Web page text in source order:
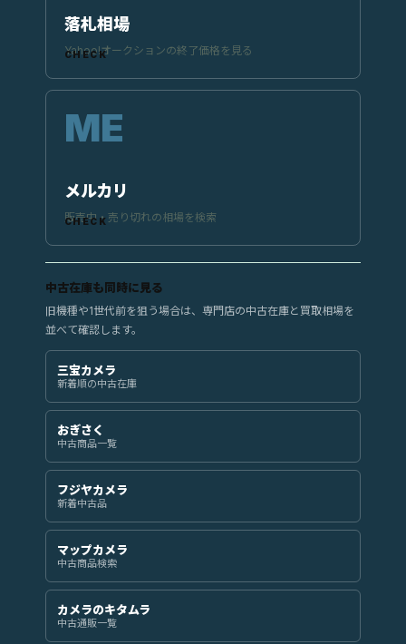
落札相場
Yahoo!オークションの終了価格を見る
メルカリ
販売中・売り切れの相場を検索
中古在庫も同時に見る
旧機種や1世代前を狙う場合は、専門店の中古在庫と買取相場を
並べて確認します。
三宝カメラ
新着順の中古在庫
おぎさく
中古商品一覧
フジヤカメラ
新着中古品
マップカメラ
中古商品検索
カメラのキタムラ
中古通販一覧